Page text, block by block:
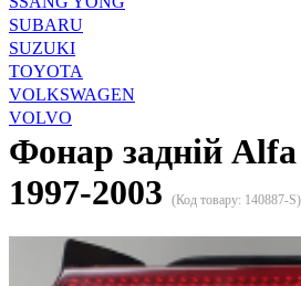
SUBARU
SUZUKI
TOYOTA
VOLKSWAGEN
VOLVO
Фонар задній
1997-2003
(Код товару: 140887-S)